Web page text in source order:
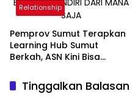
Relationship
Pemprov Sumut Terapkan
Learning Hub Sumut
Berkah, ASN Kini Bisa
SajaTinggalkan Balasan